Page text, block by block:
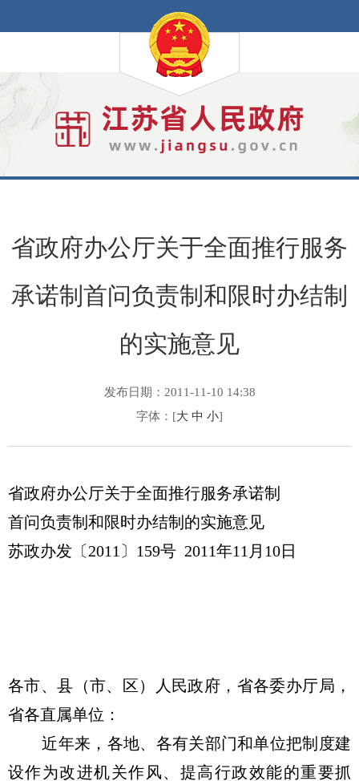
省政府办公厅关于全面推行服务
承诺制首问负责制和限时办结制
的实施意见
发布日期：2011-11-10 14:38
字体：[大 中 小]
省政府办公厅关于全面推行服务承诺制
首问负责制和限时办结制的实施意见
苏政办发〔2011〕159号 2011年11月10日
各市、县（市、区）人民政府，省各委办厅局，
省各直属单位：
近年来，各地、各有关部门和单位把制度建
设作为改进机关作风、提高行政效能的重要抓